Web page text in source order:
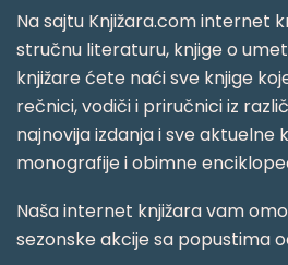
Na sajtu Knjižara.com internet
stručnu literaturu, knjige o
knjižare ćete naći sve knjige
rečnici, vodiči i priručnici iz
najnovija izdanja i sve aktuelne
monografije i obimne
Naša internet knjižara vam
sezonske akcije sa popustima